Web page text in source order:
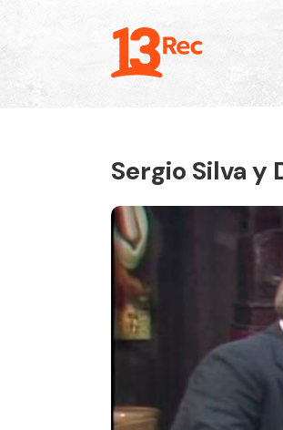
Sergio Silva y